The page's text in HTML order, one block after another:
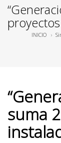
INICIO ›
suma